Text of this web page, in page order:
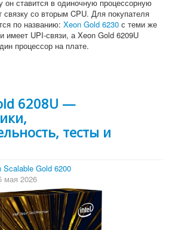
он ставится в одиночную процессорную
связку со вторым CPU. Для покупателя
по названию: Xeon Gold 6230 с теми же
имеет UPI-связи, а Xeon Gold 6209U
процессор на плате.
6208U —
тесты и
Scalable Gold 6200
мая 2026